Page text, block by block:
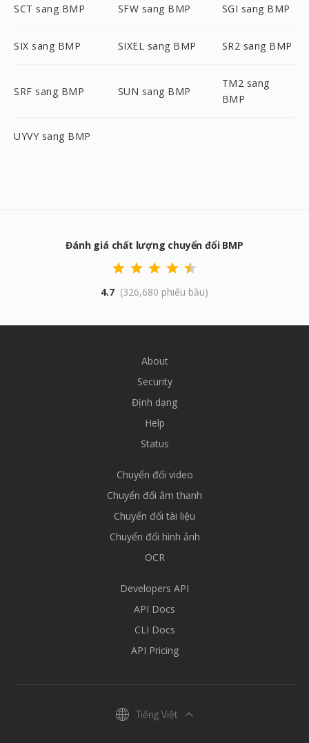
SCT sang BMP SFW sang BMP SGI sang BMP
SIX sang BMP SIXEL sang BMP SR2 sang BMP
SRF sang BMP SUN sang BMP
TM2 sang
BMP
UYVY sang BMP
Đánh giá chất lượng chuyển đổi BMP
4.7 (326,680 phiếu bầu)
About
Security
Định dạng
Help
Status
Chuyển đổi video
Chuyển đổi âm thanh
Chuyển đổi tài liệu
Chuyển đổi hình ảnh
OCR
Developers API
API Docs
CLI Docs
API Pricing
Tiếng Việt